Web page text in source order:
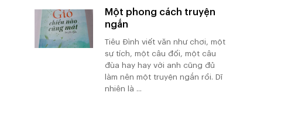
Một phong cách truyện
ngắn
Tiêu Đình viết văn như chơi, một
sự tích, một câu đối, một câu
đùa hay hay với anh cũng đủ
làm nên một truyện ngắn rồi. Dĩ
nhiên là ...